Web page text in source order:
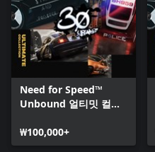
Need for Speed™
Unbound 얼티밋 컬렉
₩100,000+